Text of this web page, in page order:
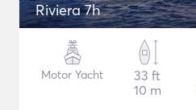
Riviera 7h
Motor Yacht
33 ft
10 m